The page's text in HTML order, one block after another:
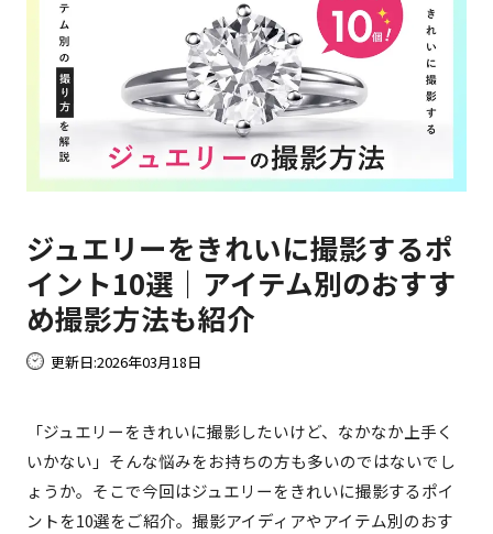
ジュエリーをきれいに撮影するポ
イント10選｜アイテム別のおすす
め撮影方法も紹介
更新日:2026年03月18日
「ジュエリーをきれいに撮影したいけど、なかなか上手く
いかない」そんな悩みをお持ちの方も多いのではないでし
ょうか。そこで今回はジュエリーをきれいに撮影するポイ
ントを10選をご紹介。撮影アイディアやアイテム別のおす